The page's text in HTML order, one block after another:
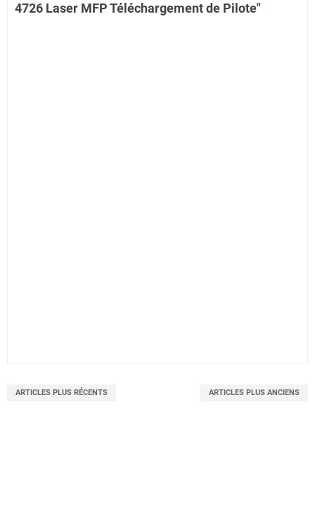
4726 Laser MFP Téléchargement de Pilote"
ARTICLES PLUS RÉCENTS ARTICLES PLUS ANCIENS